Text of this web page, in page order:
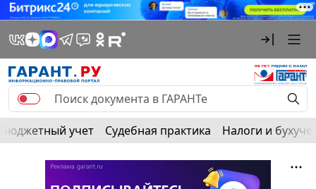
Бюджетный учет Судебная практика Налоги и